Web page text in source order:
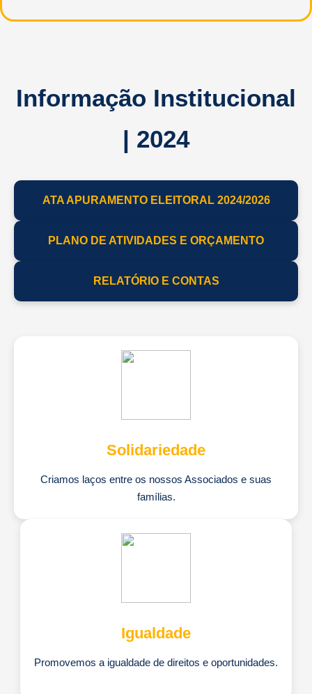
Informação Institucional
| 2024
ATA APURAMENTO ELEITORAL 2024/2026
PLANO DE ATIVIDADES E ORÇAMENTO
RELATÓRIO E CONTAS
Solidariedade
Criamos laços entre os nossos Associados e suas
famílias.
Igualdade
Promovemos a igualdade de direitos e oportunidades.